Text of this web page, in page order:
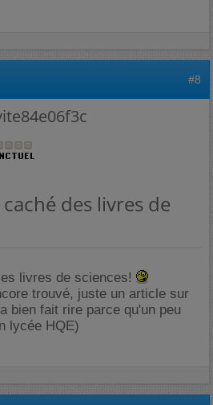
#8
des livres de
livres de sciences!
trouvé, juste un article sur
bien fait rire parce qu'un peu
lycée HQE)